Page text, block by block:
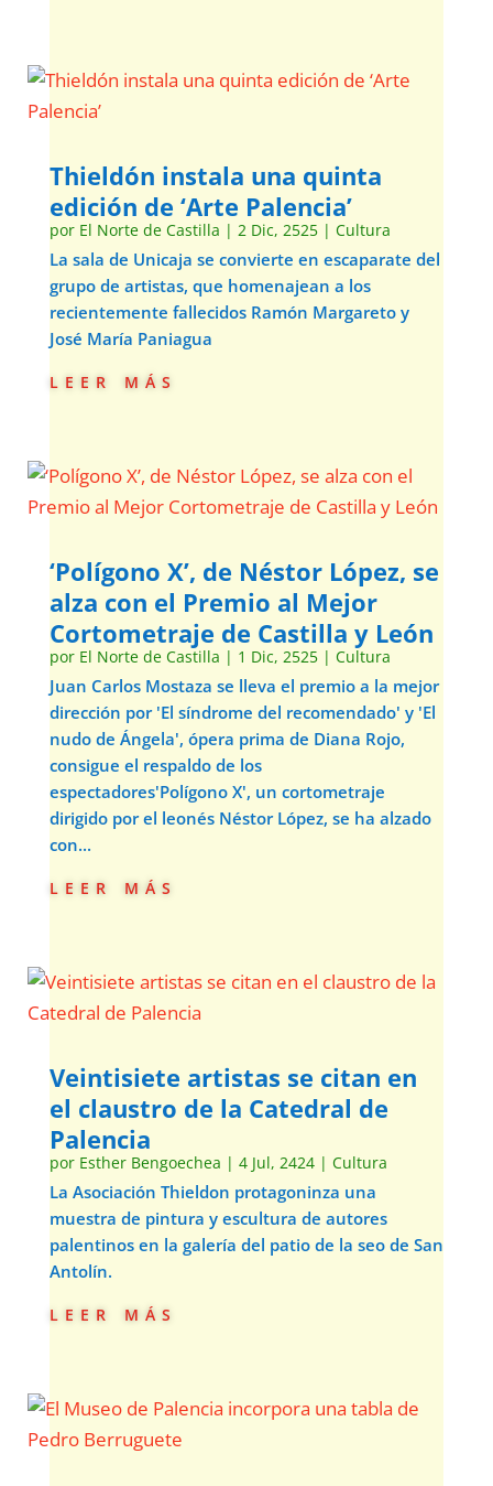
Thieldón instala una quinta
edición de ‘Arte Palencia’
por El Norte de Castilla | 2 Dic, 2525| Cultura
La sala de Unicaja se convierte en escaparate del
grupo de artistas, que homenajean a los
recientemente fallecidos Ramón Margareto y
José María Paniagua
leer más
‘Polígono X’, de Néstor López, se
alza con el Premio al Mejor
Cortometraje de Castilla y León
por El Norte de Castilla | 1 Dic, 2525| Cultura
Juan Carlos Mostaza se lleva el premio a la mejor
dirección por 'El síndrome del recomendado' y 'El
nudo de Ángela', ópera prima de Diana Rojo,
consigue el respaldo de los
espectadores'Polígono X', un cortometraje
dirigido por el leonés Néstor López, se ha alzado
con...
leer más
Veintisiete artistas se citan en
el claustro de la Catedral de
Palencia
por Esther Bengoechea | 4 Jul, 2424| Cultura
La Asociación Thieldon protagoninza una
muestra de pintura y escultura de autores
palentinos en la galería del patio de la seo de San
Antolín.
leer más